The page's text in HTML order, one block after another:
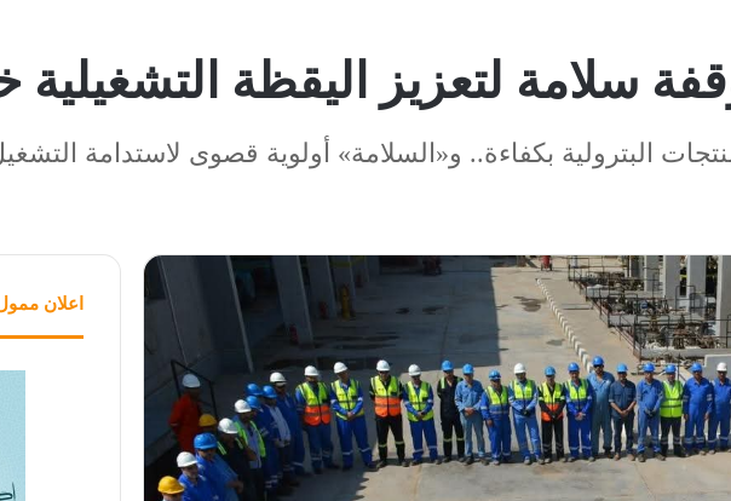
سلامة لتعزيز اليقظة
البترولية بكفاءة.. و«السلامة» أولوية قصوى لاستدامة
اعلان